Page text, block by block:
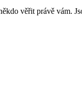
věřit právě vám.